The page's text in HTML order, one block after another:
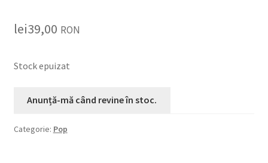
lei39,00 RON
Stock epuizat
Categorie: Pop